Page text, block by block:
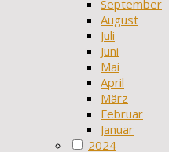
September
August
Juli
Juni
Mai
April
März
Februar
Januar
2024